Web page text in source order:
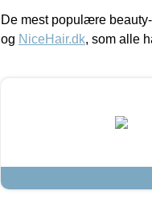
De mest populære
og NiceHair.dk, som alle